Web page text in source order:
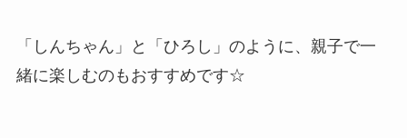
「しんちゃん」と「ひろし」のように、親子で一
緒に楽しむのもおすすめです☆